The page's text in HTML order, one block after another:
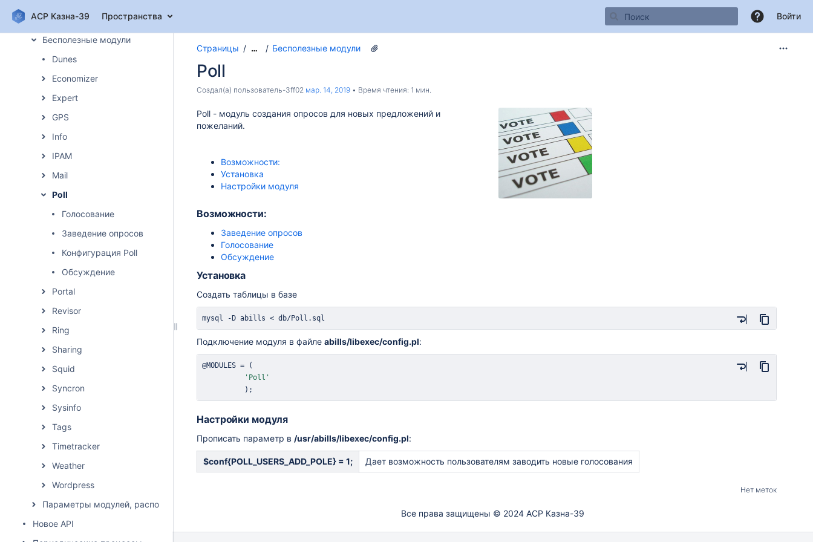
АСР Казна-39 Пространства Войти
Потенциально опасные модули
Бесполезные модули
Dunes
Economizer
Expert
GPS
Info
IPAM
Mail
Poll
Голосование
Заведение опросов
Конфигурация Poll
Обсуждение
Portal
Revisor
Ring
Sharing
Squid
Syncron
Sysinfo
Tags
Timetracker
Weather
Wordpress
Параметры модулей, расположение влияет на списание!
Новое API
Страницы … Бесполезные модули
Poll
Создал(а) пользователь-3ff02 мар. 14, 2019 Время чтения: 1 мин.
Poll - модуль создания опросов для новых предложений и
пожеланий.
Возможности:
Установка
Настройки модуля
Возможности:
Заведение опросов
Голосование
Обсуждение
Установка
Создать таблицы в базе
mysql -D abills < db/Poll.sql
Подключение модуля в файле abills/libexec/config.pl:
@MODULES =
(
'Poll'
) ;
Настройки модуля
Прописать параметр в /usr/abills/libexec/config.pl:
$conf{POLL_USERS_ADD_POLE} = 1; Дает возможность пользователям заводить новые голосования
Нет меток
Все права защищены © 2024 АСР Казна-39